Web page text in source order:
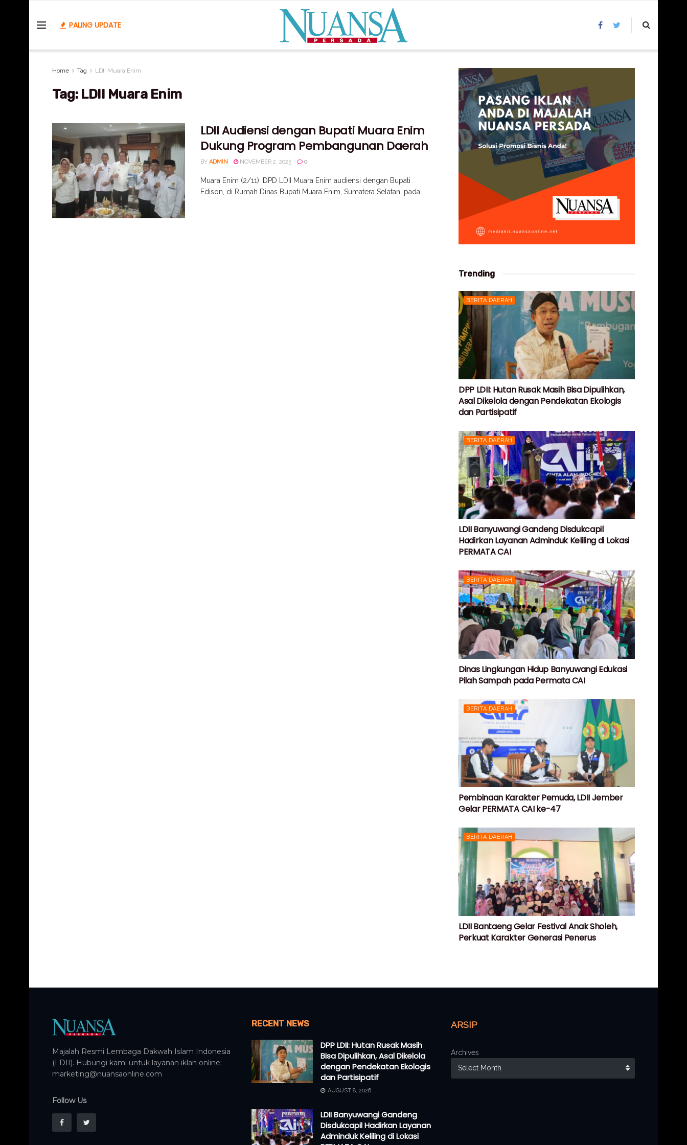
PALING UPDATE
Home Tag LDII Muara Enim
Tag: LDII Muara Enim
LDII Audiensi dengan Bupati Muara Enim
Dukung Program Pembangunan Daerah
BY ADMIN NOVEMBER 2, 2025 0
Muara Enim (2/11). DPD LDII Muara Enim audiensi dengan Bupati
Edison, di Rumah Dinas Bupati Muara Enim, Sumatera Selatan, pada ...
Trending
BERITA DAERAH
DPP LDII: Hutan Rusak Masih Bisa Dipulihkan,
Asal Dikelola dengan Pendekatan Ekologis
dan Partisipatif
BERITA DAERAH
LDII Banyuwangi Gandeng Disdukcapil
Hadirkan Layanan Adminduk Keliling di Lokasi
PERMATA CAI
BERITA DAERAH
Dinas Lingkungan Hidup Banyuwangi Edukasi
Pilah Sampah pada Permata CAI
BERITA DAERAH
Pembinaan Karakter Pemuda, LDII Jember
Gelar PERMATA CAI ke-47
BERITA DAERAH
LDII Bantaeng Gelar Festival Anak Sholeh,
Perkuat Karakter Generasi Penerus
Majalah Resmi Lembaga Dakwah Islam Indonesia
(LDII). Hubungi kami untuk layanan iklan online:
marketing@nuansaonline.com
Follow Us
RECENT NEWS
DPP LDII: Hutan Rusak Masih
Bisa Dipulihkan, Asal Dikelola
dengan Pendekatan Ekologis
dan Partisipatif
AUGUST 8, 2026
LDII Banyuwangi Gandeng
Disdukcapil Hadirkan Layanan
Adminduk Keliling di Lokasi
ARSIP
Archives
Select Month